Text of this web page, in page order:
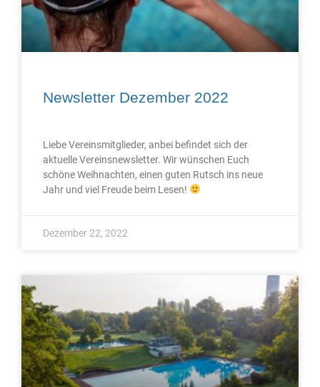
Newsletter Dezember 2022
Liebe Vereinsmitglieder, anbei befindet sich der
aktuelle Vereinsnewsletter. Wir wünschen Euch
schöne Weihnachten, einen guten Rutsch ins neue
Jahr und viel Freude beim Lesen!
Dezember 22, 2022